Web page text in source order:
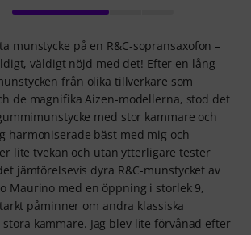
munstycke på en R&C-sopransaxofon –
väldigt nöjd med det! Efter en lång
från olika tillverkare som
de magnifika Aizen-modellerna, stod det
med stor kammare och
harmoniserade bäst med mig och
lite tvekan och utan ytterligare tester
jämförelsevis dyra R&C-munstycket av
Maurino med en öppning i storlek 9,
påminner om andra klassiska
kammare. Jag blev lite förvånad efter